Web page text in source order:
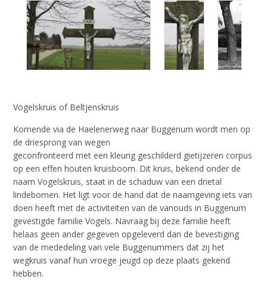
Vogelskruis of Beltjenskruis
Komende via de Haelenerweg naar Buggenum wordt men op
de driesprong van wegen
geconfronteerd met een kleurig geschilderd gietijzeren corpus
op een effen houten kruisboom. Dit kruis, bekend onder de
naam Vogelskruis, staat in de schaduw van een drietal
lindebomen. Het ligt voor de hand dat de naamgeving iets van
doen heeft met de activiteiten van de vanouds in Buggenum
gevestigde familie Vogels. Navraag bij deze familie heeft
helaas geen ander gegeven opgeleverd dan de bevestiging
van de mededeling van vele Buggenummers dat zij het
wegkruis vanaf hun vroege jeugd op deze plaats gekend
hebben.